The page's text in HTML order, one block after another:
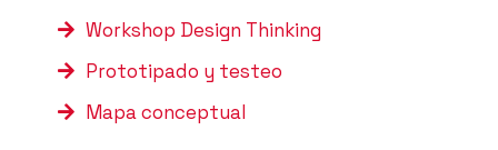
Workshop Design Thinking
Prototipado y testeo
Mapa conceptual